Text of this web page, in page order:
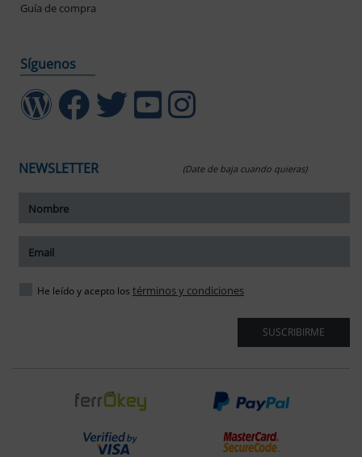
Guía de compra
Síguenos
NEWSLETTER (Date de baja cuando quieras)
He leído y acepto los términos y condiciones
SUSCRIBIRME
tamaño del texto
del texto
espaciado del texto